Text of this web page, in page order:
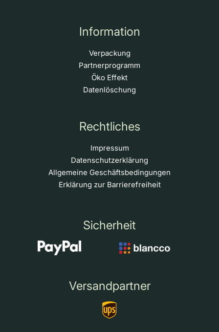
Information
Verpackung
Partnerprogramm
Öko Effekt
Datenlöschung
Rechtliches
Impressum
Datenschutzerklärung
Allgemeine Geschäftsbedingungen
Erklärung zur Barrierefreiheit
Sicherheit
Versandpartner